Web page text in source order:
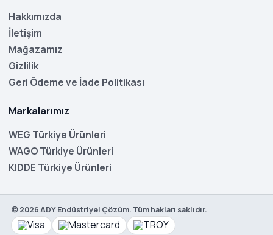
Hakkımızda
İletişim
Mağazamız
Gizlilik
Geri Ödeme ve İade Politikası
Markalarımız
WEG Türkiye Ürünleri
WAGO Türkiye Ürünleri
KIDDE Türkiye Ürünleri
©2026ADY Endüstriyel Çözüm. Tüm hakları saklıdır.